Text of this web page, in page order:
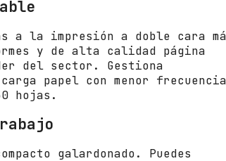
a la impresión a doble cara
y de alta calidad página
del sector. Gestiona
papel con menor
hojas.
galardonado. Puedes